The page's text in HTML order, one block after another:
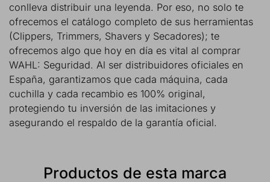
conlleva distribuir una leyenda. Por eso, no solo te
ofrecemos el catálogo completo de sus herramientas
(Clippers, Trimmers, Shavers y Secadores); te
ofrecemos algo que hoy en día es vital al comprar
WAHL: Seguridad. Al ser distribuidores oficiales en
España, garantizamos que cada máquina, cada
cuchilla y cada recambio es 100% original,
protegiendo tu inversión de las imitaciones y
asegurando el respaldo de la garantía oficial.
Productos de esta marca